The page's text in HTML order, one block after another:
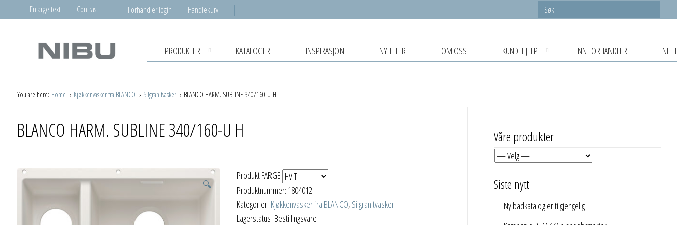
Enlarge text Contrast Forhandler login Handlekurv
PRODUKTER KATALOGER INSPIRASJON NYHETER OM OSS KUNDEHJELP FINN FORHANDLER
You are here: Home Kjøkkenvasker fra BLANCO Silgranitvasker BLANCO HARM. SUBLINE 340/160-U H
BLANCO HARM. SUBLINE 340/160-U H
🔍
Produkt FARGE
Produktnummer: 1804012
Kategorier: Kjøkkenvasker fra BLANCO, Silgranitvasker
Lagerstatus: Bestillingsvare
Våre produkter
Siste nytt
Ny badkatalog er tilgjengelig